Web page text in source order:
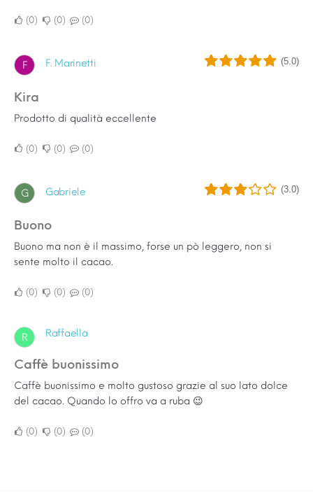
0 0 0
F F. Marinetti (5.0)
Kira
Prodotto di qualità eccellente
0 0 0
G Gabriele (3.0)
Buono
Buono ma non è il massimo, forse un pò leggero, non si
sente molto il cacao.
0 0 0
R Raffaella
Caffè buonissimo
Caffè buonissimo e molto gustoso grazie al suo lato dolce
del cacao. Quando lo offro va a ruba 😉
0 0 0